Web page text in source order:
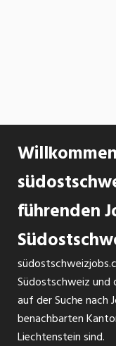
führenden
Südostschweiz und
auf der Suche nach
benachbarten
Liechtenstein sind.